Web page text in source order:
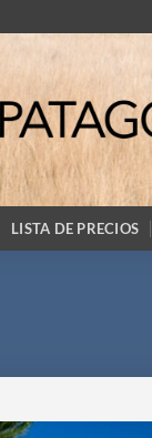
LISTA DE PRECIOS